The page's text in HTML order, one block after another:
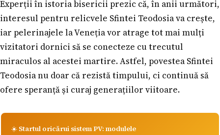
Experții în istoria bisericii prezic că, în anii următori,
interesul pentru relicvele Sfintei Teodosia va crește,
iar pelerinajele la Veneția vor atrage tot mai mulți
vizitatori dornici să se conecteze cu trecutul
miraculos al acestei martire. Astfel, povestea Sfintei
Teodosia nu doar că rezistă timpului, ci continuă să
ofere speranță și curaj generațiilor viitoare.
☀️ Startul oricărui sistem PV: modulele